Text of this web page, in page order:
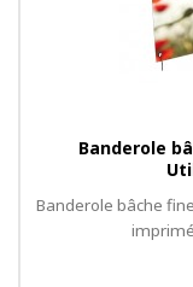
Banderole
Banderole bâche